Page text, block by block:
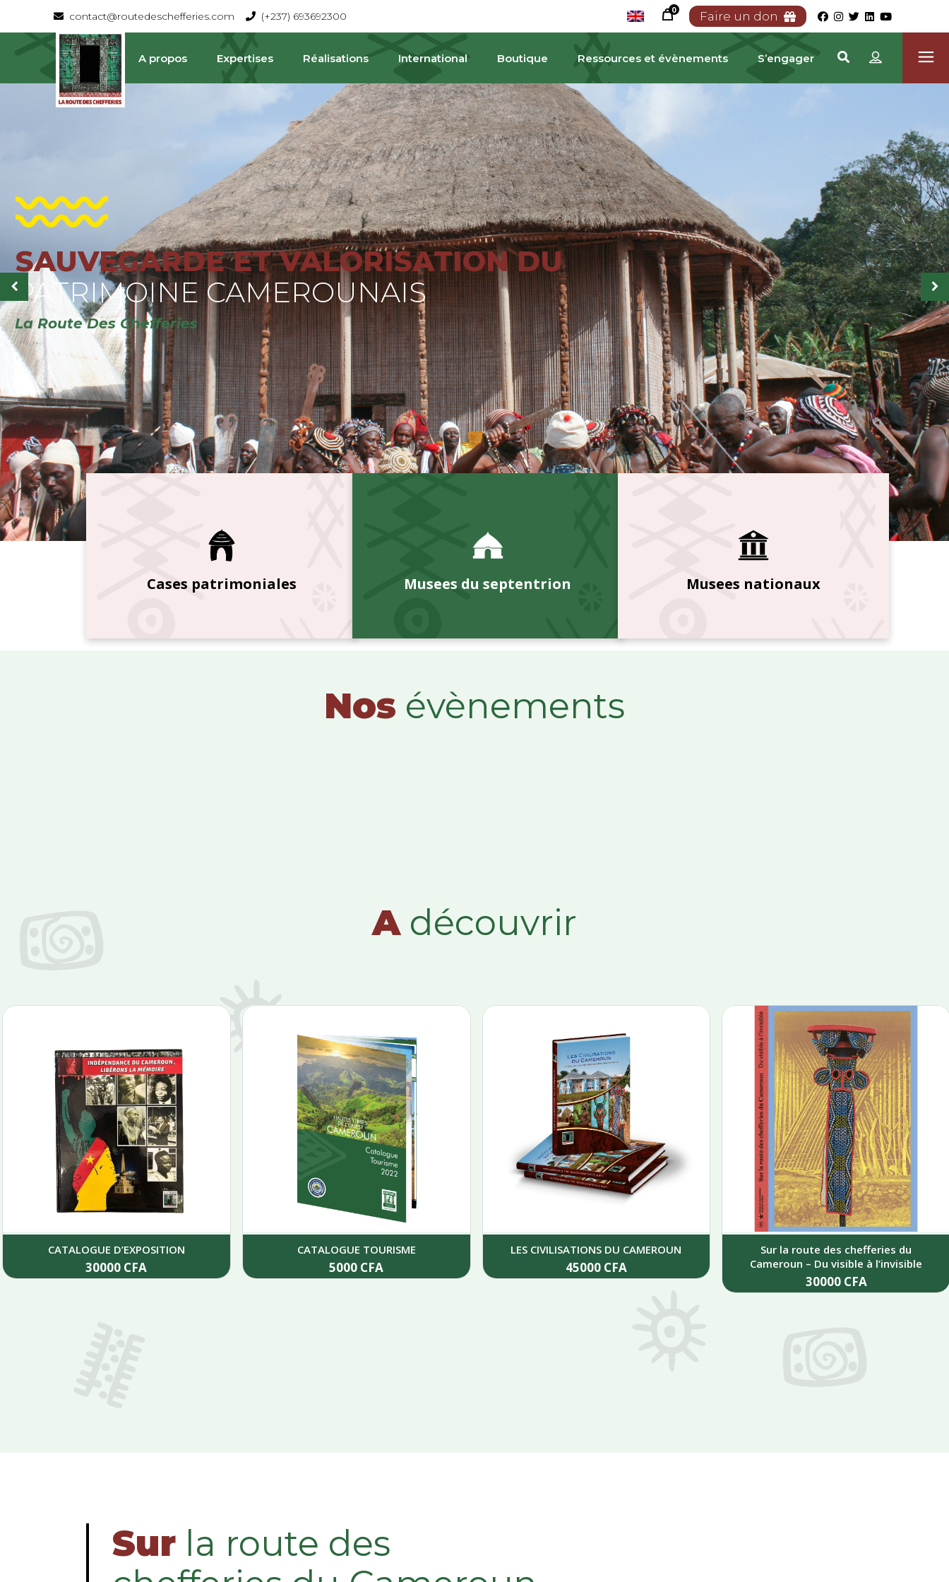
contact@routedeschefferies.com (+237) 693692300
0 Faire un don
A propos Expertises Réalisations International Boutique Ressources et évènements S’engager
SAUVEGARDE ET VALORISATION DU
La Route Des Chefferies
PATRIMOINE
Cases patrimoniales Musees du septentrion Musees nationaux
Nos évènements
Adécouvrir
CATALOGUE D’EXPOSITION
30000 CFA
CATALOGUE TOURISME
5000 CFA
LES CIVILISATIONS DU CAMEROUN
45000 CFA
Sur la route des chefferies du
Cameroun – Du visible à l’invisible
30000 CFA
Sur la route des